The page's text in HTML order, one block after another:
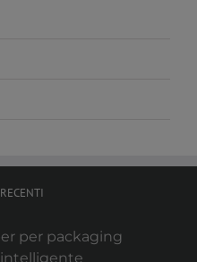
per packaging